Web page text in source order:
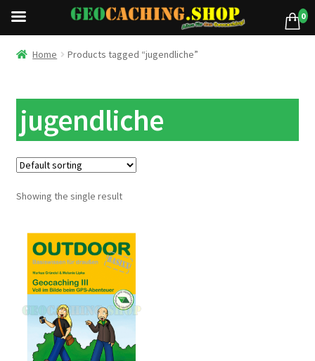
Home Products tagged “jugendliche”
jugendliche
Showing the single result
0